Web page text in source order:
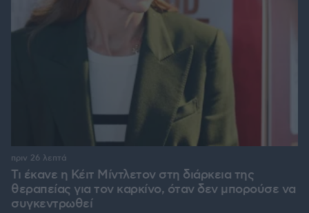
Τι έκανε η Κέιτ Μίντλετον στη διάρκεια της
θεραπείας για τον καρκίνο, όταν δεν μπορούσε να
συγκεντρωθεί
πριν 26 λεπτά